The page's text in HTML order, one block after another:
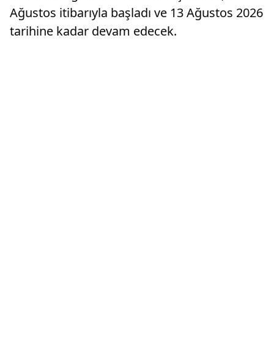
Ağustos itibarıyla başladı ve 13 Ağustos 2026
tarihine kadar devam edecek.